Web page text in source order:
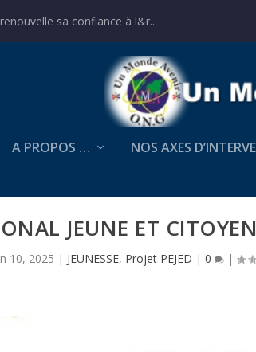
sa confiance à l&r...
A PROPOS … NOS AXES
JEUNE ET
10, 2025 | JEUNESSE, Projet PEJED |0 |